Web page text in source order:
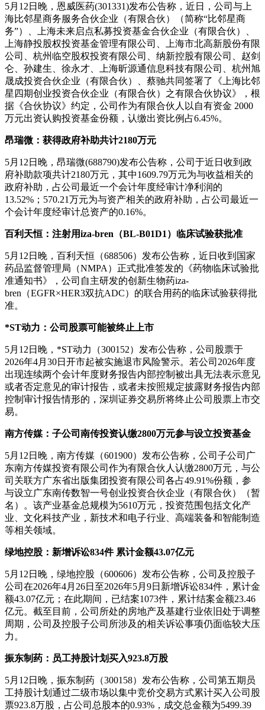
5月12日晚，恩威医药(301331)发布公告称，近日，公司与上
海比邻星商务服务合伙企业（有限合伙）（简称“比邻星商
务”）、上海未来启点私募投资基金合伙企业（有限合伙）、
上海静投股权投资基金管理有限公司、上海市北高新股份有限
公司、杭州临空股权投资有限公司、纳新控股有限公司、赵剑
仑、孙建生、徐永才、上海昕源通信息科技有限公司、杭州旭
晟成投资合伙企业（有限合伙）、蔡驰共同签署了《上海比邻
星四期创业投资合伙企业（有限合伙）之有限合伙协议》，根
据《合伙协议》约定，公司作为有限合伙人以自有资金 2000
万元出资认购投资基金份额，认缴出资比例占6.45%。
昂瑞微：获得政府补助共计2180万元
5月12日晚，昂瑞微(688790)发布公告称，公司于近日收到政
府补助款项共计2180万元，其中1609.79万元为与收益相关的
政府补助，占公司最近一个会计年度经审计净利润的
13.52%；570.21万元为与资产相关的政府补助，占公司最近一
个会计年度经审计总资产的0.16%。
百利天恒：注射用iza-bren（BL-B01D1）临床试验获批准
5月12日晚，百利天恒（688506）发布公告称，近日收到国家
药品监督管理局（NMPA）正式批准签发的《药物临床试验批
准通知书》，公司自主研发的创新生物药iza-
bren（EGFR×HER3双抗ADC）的联合用药的临床试验获得批
准。
*ST动力：公司股票可能被终止上市
5月12日晚，*ST动力（300152）发布公告称，公司股票于
2026年4月30日开市起被实施退市风险警示。若公司2026年度
出现连续两个会计年度财务报告内部控制被出具无法表示意见
或者否定意见的审计报告，或者未按照规定披露财务报告内部
控制审计报告情形的，深圳证券交易所将终止公司股票上市交
易。
南方传媒：子公司南传投资认缴2800万元参与设立投资基金
5月12日晚，南方传媒（601900）发布公告称，公司子公司广
东南方传媒投资有限公司作为有限合伙人认缴2800万元，与公
司关联方广东省出版集团投资有限公司各占49.91%份额，参
与设立广东南传数智一号创业投资合伙企业（有限合伙）（暂
名）。该产业基金总规模为5610万元，投资范围包括文化产
业、文化科技产业，新技术和电子行业、高端装备和智能制造
等相关领域。
绿地控股：新增诉讼834件 累计金额43.07亿元
5月12日晚，绿地控股（600606）发布公告称，公司及控股子
公司在2026年4月26日至2026年5月9日新增诉讼834件，累计金
额43.07亿元；在此期间，已结案1073件，累计结案金额23.46
亿元。截至目前，公司所处的房地产及基建行业依旧处于调整
周期，公司及控股子公司所涉及的相关诉讼事项仍面临较大压
力。
振东制药：员工持股计划买入923.8万股
5月12日晚，振东制药（300158）发布公告称，公司第五期员
工持股计划通过二级市场以集中竞价交易方式累计买入公司股
票923.8万股，占公司总股本的0.93%，成交总金额为5499.39